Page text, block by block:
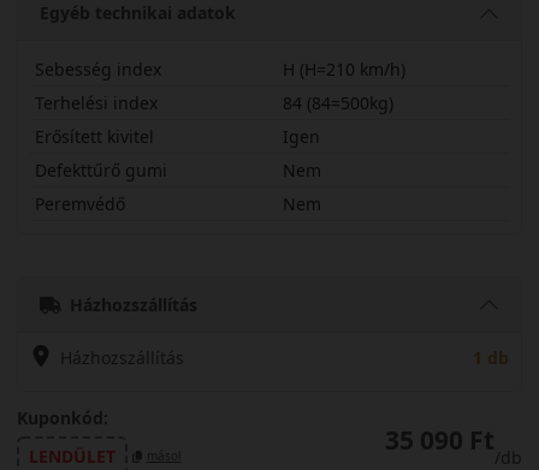
Egyéb technikai adatok
Sebesség index
H (H=210 km/h)
Terhelési index
84 (84=500kg)
Erősített kivitel
Igen
Defekttűrő gumi
Nem
Peremvédő
Nem
Házhozszállítás
Házhozszállítás 1 db
Kuponkód:
LENDÜLET
másol 35 090 Ft
/db